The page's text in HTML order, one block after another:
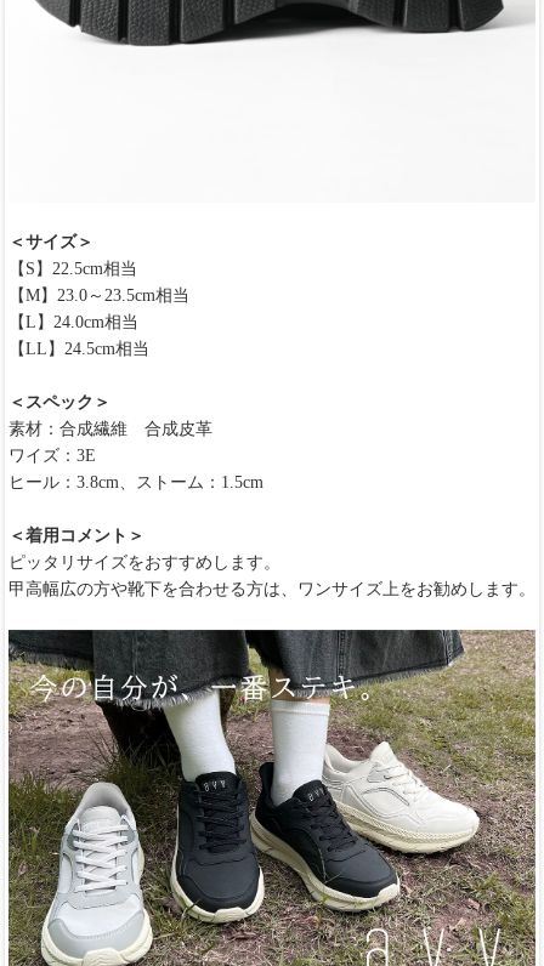
＜サイズ＞
【S】22.5cm相当
【M】23.0～23.5cm相当
【L】24.0cm相当
【LL】24.5cm相当
＜スペック＞
素材：合成繊維 合成皮革
ワイズ：3E
ヒール：3.8cm、ストーム：1.5cm
＜着用コメント＞
ピッタリサイズをおすすめします。
甲高幅広の方や靴下を合わせる方は、ワンサイズ上をお勧めします。